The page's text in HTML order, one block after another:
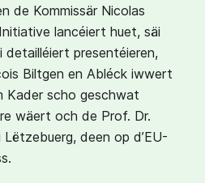
de Kommissär Nicolas
lancéiert huet, säi
detailléiert presentéieren,
Biltgen en Abléck iwwert
Kader scho geschwat
wäert och de Prof. Dr.
deen op d’EU-